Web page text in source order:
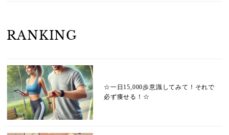
RANKING
☆一日15,000歩意識してみて！それで
必ず痩せる！☆